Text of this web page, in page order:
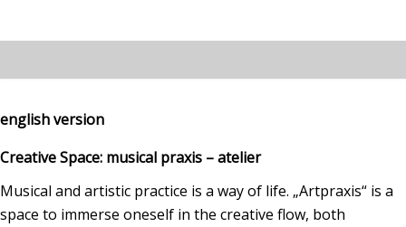
english version
Creative Space: musical praxis – atelier
Musical and artistic practice is a way of life. „Artpraxis“ is a
space to immerse oneself in the creative flow, both